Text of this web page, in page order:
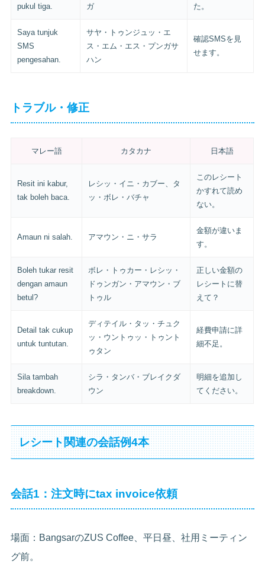
pukul tiga. ガ た。
Saya tunjuk
SMS
pengesahan.
サヤ・トゥンジュッ・エ
ス・エム・エス・プンガサ
ハン
確認SMSを見
せます。
トラブル・修正
マレー語 カタカナ 日本語
Resit ini kabur,
tak boleh baca.
レシッ・イニ・カブー、タ
ッ・ボレ・バチャ
このレシート
かすれて読め
ない。
Amaun ni salah. アマウン・ニ・サラ
金額が違いま
す。
Boleh tukar resit
dengan amaun
betul?
ボレ・トゥカー・レシッ・
ドゥンガン・アマウン・ブ
トゥル
正しい金額の
レシートに替
えて？
Detail tak cukup
untuk tuntutan.
ディテイル・タッ・チュク
ッ・ウントゥッ・トゥント
ゥタン
経費申請に詳
細不足。
Sila tambah
breakdown.
シラ・タンバ・ブレイクダ
ウン
明細を追加し
てください。
レシート関連の会話例4本
会話1：注文時にtax invoice依頼
場面：BangsarのZUS Coffee、平日昼、社用ミーティン
グ前。